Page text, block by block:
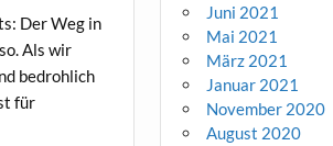
Der Weg in
Als wir
bedrohlich
für
Juni 2021
Mai 2021
März 2021
Januar 2021
November 2020
August 2020